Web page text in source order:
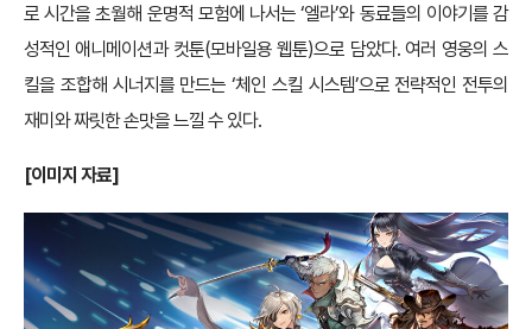
로 시간을 초월해 운명적 모험에 나서는 ‘엘라’와 동료들의 이야기를 감
성적인 애니메이션과 컷툰(모바일용 웹툰)으로 담았다. 여러 영웅의 스
킬을 조합해 시너지를 만드는 ‘체인 스킬 시스템’으로 전략적인 전투의
재미와 짜릿한 손맛을 느낄 수 있다.
[이미지 자료]